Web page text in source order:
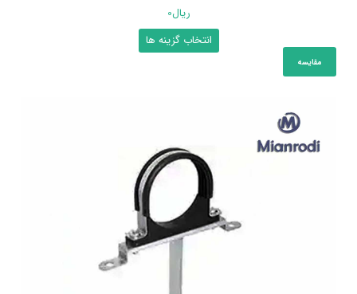
ریال0
انتخاب گزینه ها
محصول
گزینه
ها
ممکن
است
در
صفحه
مقایسه